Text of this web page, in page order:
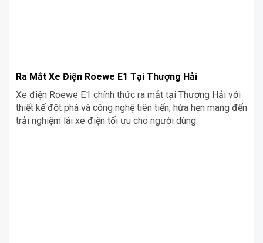
Ra Mắt Xe Điện Roewe E1 Tại Thượng Hải
Xe điện Roewe E1 chính thức ra mắt tại Thượng Hải với
thiết kế đột phá và công nghệ tiên tiến, hứa hẹn mang đến
trải nghiệm lái xe điện tối ưu cho người dùng.